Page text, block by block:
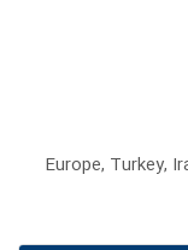
Europe, Turkey,